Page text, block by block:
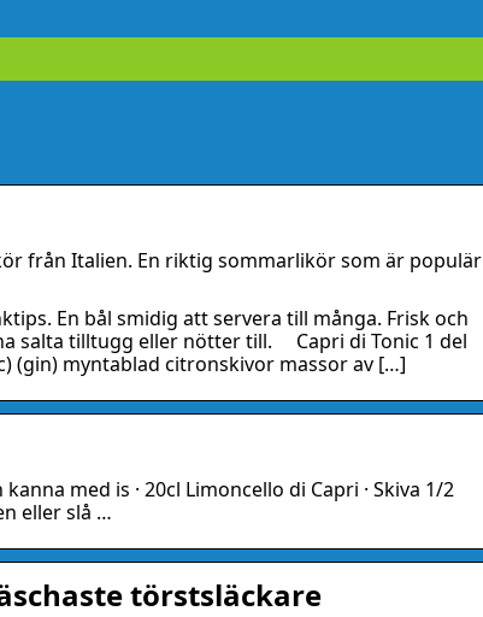
från Italien. En riktig sommarlikör som är populär
En bål smidig att servera till många. Frisk och
salta tilltugg eller nötter till. Capri di Tonic 1 del
(gin) myntablad citronskivor massor av […]
med is · 20cl Limoncello di Capri · Skiva 1/2
eller slå …
törstsläckare